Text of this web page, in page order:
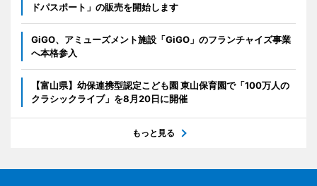
ドパスポート」の販売を開始します
GiGO、アミューズメント施設「GiGO」のフランチャイズ事業
へ本格参入
【富山県】幼保連携型認定こども園 東山保育園で「100万人の
クラシックライブ」を8月20日に開催
もっと見る